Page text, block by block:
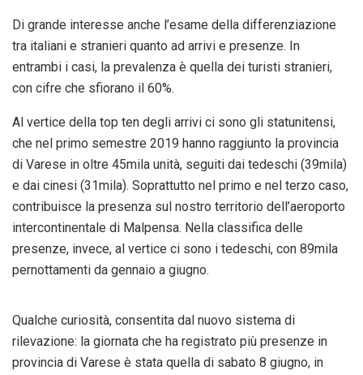
Di grande interesse anche l’esame della differenziazione
tra italiani e stranieri quanto ad arrivi e presenze. In
entrambi i casi, la prevalenza è quella dei turisti stranieri,
con cifre che sfiorano il 60%.
Al vertice della top ten degli arrivi ci sono gli statunitensi,
che nel primo semestre 2019 hanno raggiunto la provincia
di Varese in oltre 45mila unità, seguiti dai tedeschi (39mila)
e dai cinesi (31mila). Soprattutto nel primo e nel terzo caso,
contribuisce la presenza sul nostro territorio dell’aeroporto
intercontinentale di Malpensa. Nella classifica delle
presenze, invece, al vertice ci sono i tedeschi, con 89mila
pernottamenti da gennaio a giugno.
Qualche curiosità, consentita dal nuovo sistema di
rilevazione: la giornata che ha registrato più presenze in
provincia di Varese è stata quella di sabato 8 giugno, in